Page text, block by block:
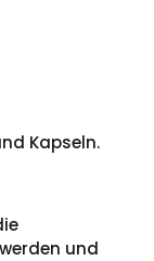
Kapseln.
und